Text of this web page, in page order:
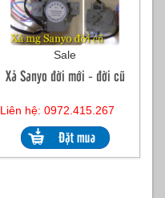
Sale
Xả Sanyo đời mới - đời cũ
Liên hệ: 0972.415.267